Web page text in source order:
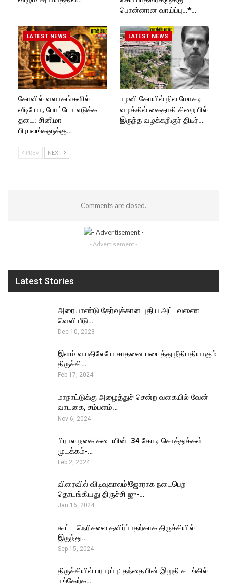
பொன்னான வாய்ப்பு…*…
LATEST NEWS
கோவில் வளாகங்களில்
வீடியோ, போட்டோ எடுக்க
தடை: சினிமா
பிரபலங்களுக்கு…
LATEST NEWS
பழனி கோயில் நில மோசடி
வழக்கில் கைதாகி சிறையில்
இருந்த வழக்கறிஞர் திடீர்…
PREV NEXT
Comments are closed.
- Advertisement -
Latest Stories
அரையாண்டு தேர்வுக்கான புதிய அட்டவணை
வெளியீடு…
Dec 10, 2023
இளம் வயதிலேயே சாதனை படைத்து நீதிபதியாகும்
திருச்சி…
Feb 17, 2024
மாநாட்டுக்கு அழைத்துச் சென்ற வகையில் வேன்
வாடகை, சம்பளம்…
Nov 6, 2024
பிரபல நகை கடையின் ₹ 34 கோடி சொத்துக்கள்
முடக்கம்-…
Feb 2, 2024
விரைவில் விடிவுகாலம்!ஜோராக நடைபெற
தொடங்கியது திருச்சி ஜு-…
Jan 16, 2024
கூட்ட நெரிசலை தவிர்ப்பதற்காக திருச்சியில்
இருந்து…
Sep 15, 2024
திருச்சியில் பரபரப்பு: தந்தையின் இறுதி சடங்கில்
பங்கேற்க…